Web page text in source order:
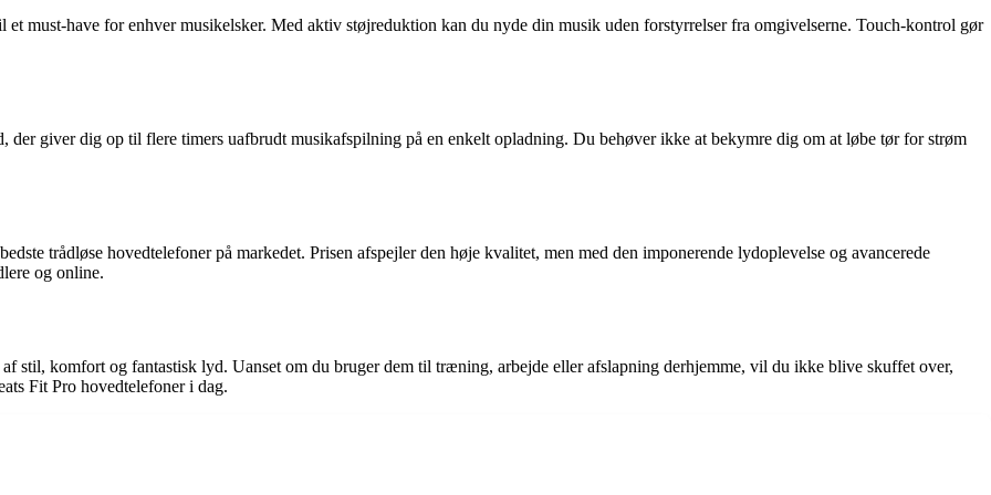
must-have for enhver musikelsker. Med aktiv støjreduktion kan du nyde din musik uden forstyrrelser fra omgivelserne. Touch-kontrol gør
der giver dig op til flere timers uafbrudt musikafspilning på en enkelt opladning. Du behøver ikke at bekymre dig om at løbe tør for strøm
trådløse hovedtelefoner på markedet. Prisen afspejler den høje kvalitet, men med den imponerende lydoplevelse og avancerede
og online.
stil, komfort og fantastisk lyd. Uanset om du bruger dem til træning, arbejde eller afslapning derhjemme, vil du ikke blive skuffet over,
Fit Pro hovedtelefoner i dag.